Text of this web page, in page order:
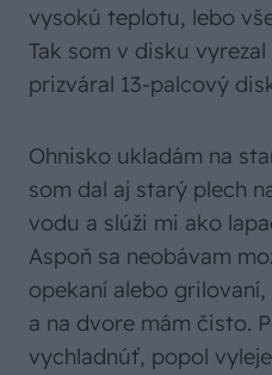
vysokú teplotu, lebo
Tak som v disku
prizváral 13-palcový
Ohnisko ukladám na
som dal aj starý plech
vodu a slúži mi ako
Aspoň sa neobávam
opekaní alebo
a na dvore mám čisto.
vychladnúť, popol